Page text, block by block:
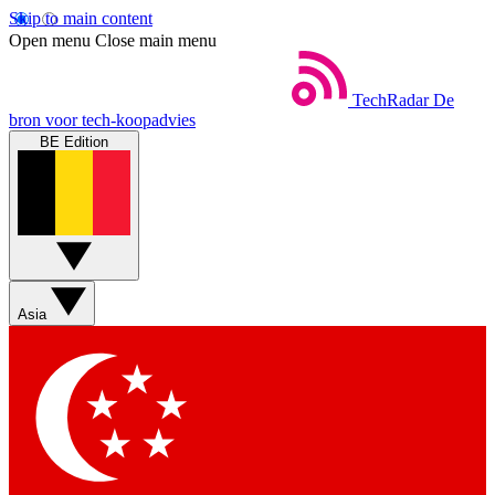
Skip to main content
Open menu Close main menu
TechRadar De
bron voor tech-koopadvies
BE Edition
Asia